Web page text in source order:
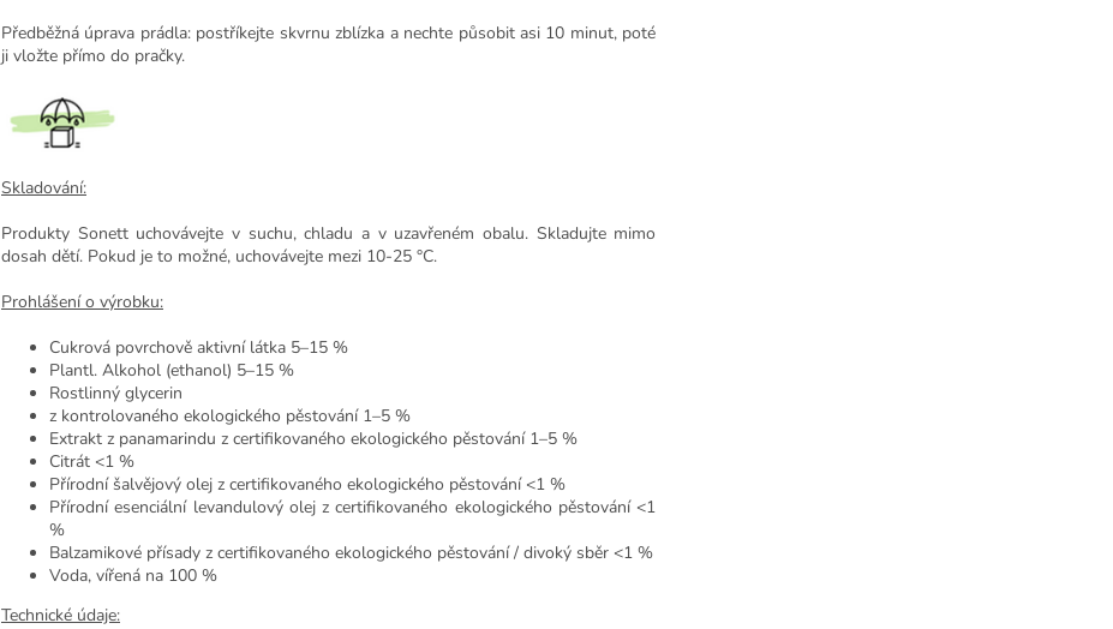
Předběžná úprava prádla: postříkejte skvrnu zblízka a nechte působit asi 10 minut, poté
ji vložte přímo do pračky.
Skladování:
Produkty Sonett uchovávejte v suchu, chladu a v uzavřeném obalu. Skladujte mimo
dosah dětí. Pokud je to možné, uchovávejte mezi 10-25 °C.
Prohlášení o výrobku:
Cukrová povrchově aktivní látka 5–15 %
Plantl. Alkohol (ethanol) 5–15 %
Rostlinný glycerin
z kontrolovaného ekologického pěstování 1–5 %
Extrakt z panamarindu z certifikovaného ekologického pěstování 1–5 %
Citrát <1 %
Přírodní šalvějový olej z certifikovaného ekologického pěstování <1 %
Přírodní esenciální levandulový olej z certifikovaného ekologického pěstování <1
%
Balzamikové přísady z certifikovaného ekologického pěstování / divoký sběr <1 %
Voda, vířená na 100 %
Technické údaje: